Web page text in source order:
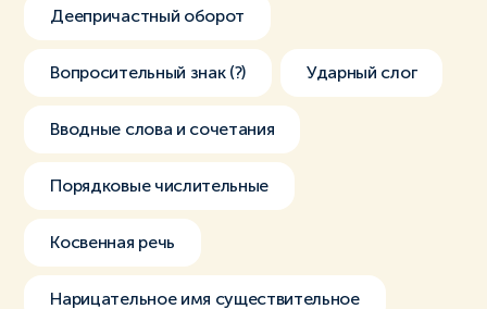
Деепричастный оборот
Вопросительный знак (?) Ударный слог
Вводные слова и сочетания
Порядковые числительные
Косвенная речь
Нарицательное имя существительное